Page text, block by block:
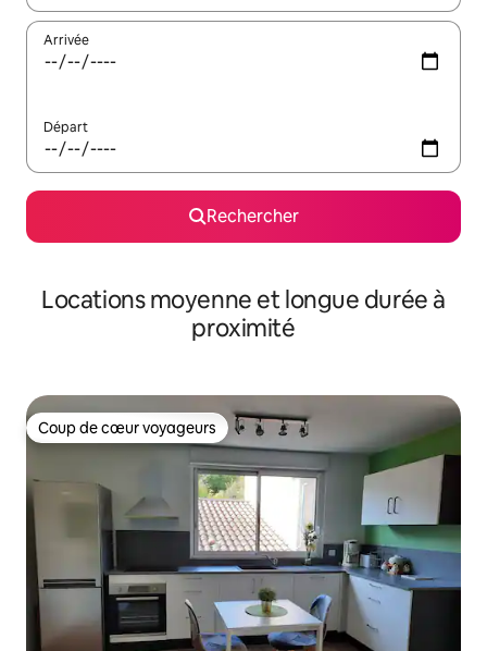
Arrivée
Départ
Rechercher
Locations moyenne et longue durée à
proximité
Coup de cœur voyageurs
Coup de cœur voyageurs